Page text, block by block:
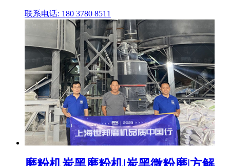
联系电话: 180 3780 8511